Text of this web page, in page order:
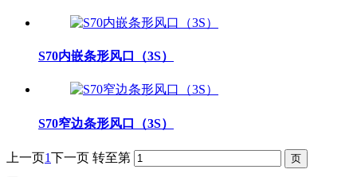
S70内嵌条形风口（3S）
S70窄边条形风口（3S）
上一页1下一页 转至第